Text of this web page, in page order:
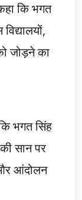
कि भगत
जोड़ने का
भगत सिंह
सान पर
आंदोलन